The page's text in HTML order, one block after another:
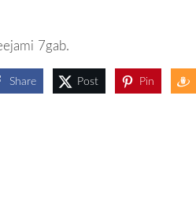
7gab.
Share Post Pin